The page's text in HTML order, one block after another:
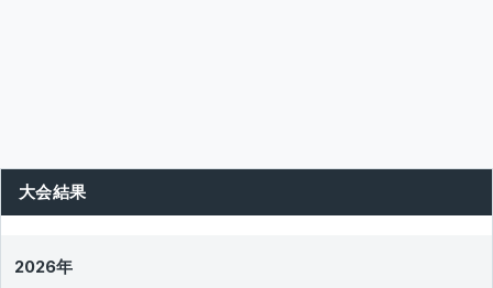
大会結果
2026年